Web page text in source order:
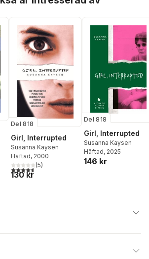
Del 818
Girl, Interrupted
Susanna Kaysen
Häftad, 2000
4,6utav 5 stjärnor. Totalt antal röster:
(5)
130 kr
Del 818
Girl, Interrupted
Susanna Kaysen
Häftad, 2025
146 kr